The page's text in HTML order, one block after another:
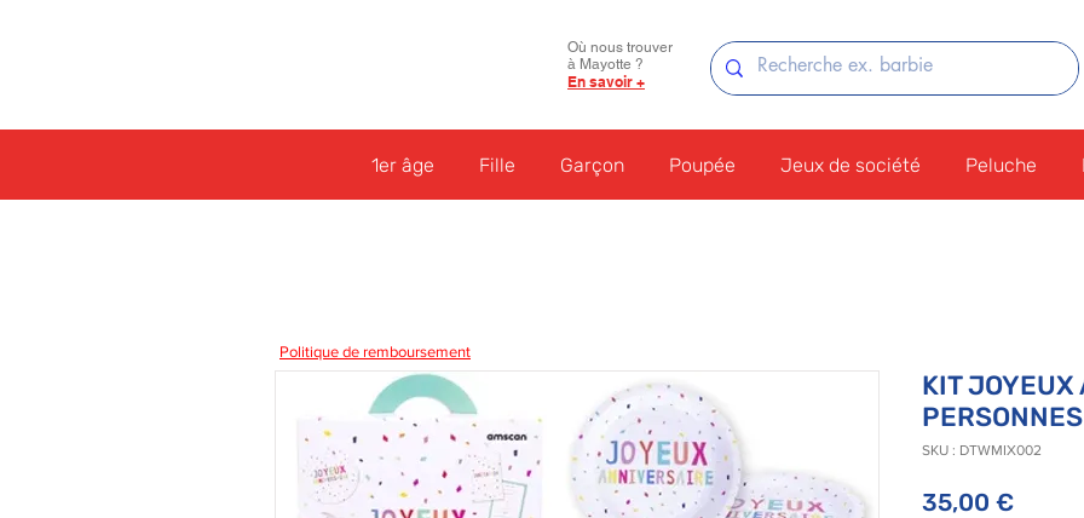
Où nous trouver
à Mayotte ?
En savoir +
1er âge Fille Garçon Poupée Jeux de société Peluche
KIT
PERSONNES
SKU : DTWMIX002
35,00 €Prix
Politique de remboursement